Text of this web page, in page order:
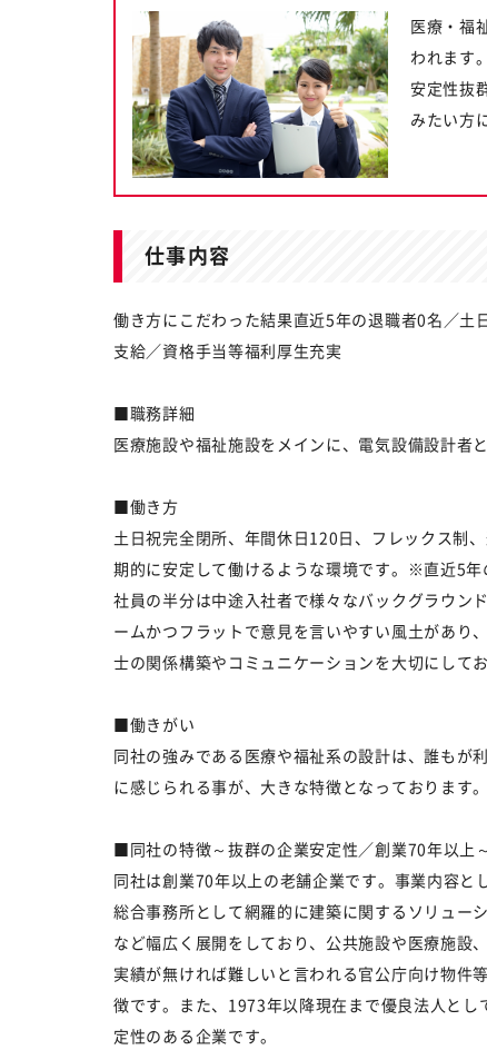
医療・福
われます
安定性抜
みたい方
仕事内容
働き方にこだわった結果直近5年の退職者0名／土
支給／資格手当等福利厚生充実
■職務詳細
医療施設や福祉施設をメインに、電気設備設計者
■働き方
土日祝完全閉所、年間休日120日、フレックス制
期的に安定して働けるような環境です。※直近5年
社員の半分は中途入社者で様々なバックグラウン
ームかつフラットで意見を言いやすい風土があり
士の関係構築やコミュニケーションを大切にして
■働きがい
同社の強みである医療や福祉系の設計は、誰もが
に感じられる事が、大きな特徴となっております。
■同社の特徴～抜群の企業安定性／創業70年以上～
同社は創業70年以上の老舗企業です。事業内容と
総合事務所として網羅的に建築に関するソリュー
など幅広く展開をしており、公共施設や医療施設
実績が無ければ難しいと言われる官公庁向け物件
徴です。また、1973年以降現在まで優良法人と
定性のある企業です。